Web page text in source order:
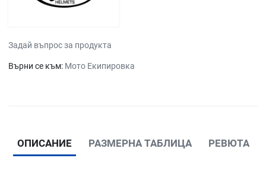
Задай въпрос за продукта
Върни се към: Мото Екипировка
ОПИСАНИЕ РАЗМЕРНА ТАБЛИЦА РЕВЮТА